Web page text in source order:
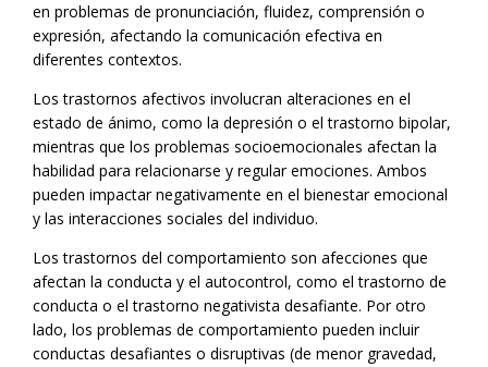
en problemas de pronunciación, fluidez, comprensión o
expresión, afectando la comunicación efectiva en
diferentes contextos.
Los trastornos afectivos involucran alteraciones en el
estado de ánimo, como la depresión o el trastorno bipolar,
mientras que los problemas socioemocionales afectan la
habilidad para relacionarse y regular emociones. Ambos
pueden impactar negativamente en el bienestar emocional
y las interacciones sociales del individuo.
Los trastornos del comportamiento son afecciones que
afectan la conducta y el autocontrol, como el trastorno de
conducta o el trastorno negativista desafiante. Por otro
lado, los problemas de comportamiento pueden incluir
conductas desafiantes o disruptivas (de menor gravedad,